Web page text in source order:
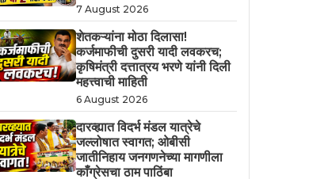
7 August 2026
शेतकऱ्यांना मोठा दिलासा!
कर्जमाफीची दुसरी यादी लवकरच;
कृषिमंत्री दत्तात्रय भरणे यांनी दिली
महत्त्वाची माहिती
6 August 2026
दारव्ह्यात विदर्भ मंडल यात्रेचे
जल्लोषात स्वागत; ओबीसी
जातीनिहाय जनगणनेच्या मागणीला
काँग्रेसचा ठाम पाठिंबा